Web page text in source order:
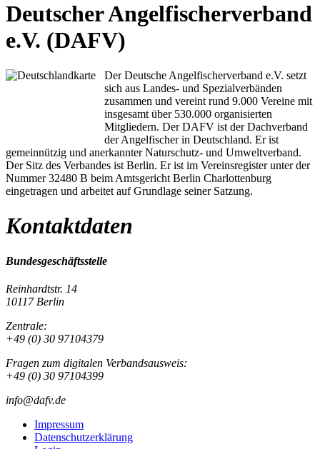
Deutscher Angelfischerverband
e.V. (DAFV)
Der Deutsche Angelfischerverband e.V. setzt
sich aus Landes- und Spezialverbänden
zusammen und vereint rund 9.000 Vereine mit
insgesamt über 530.000 organisierten
Mitgliedern. Der DAFV ist der Dachverband
der Angelfischer in Deutschland. Er ist
gemeinnützig und anerkannter Naturschutz- und Umweltverband.
Der Sitz des Verbandes ist Berlin. Er ist im Vereinsregister unter der
Nummer 32480 B beim Amtsgericht Berlin Charlottenburg
eingetragen und arbeitet auf Grundlage seiner Satzung.
Kontaktdaten
Bundesgeschäftsstelle
Reinhardtstr. 14
10117 Berlin
Zentrale:
+49 (0) 30 97104379
Fragen zum digitalen Verbandsausweis:
+49 (0) 30 97104399
info@dafv.de
Impressum
Datenschutzerklärung